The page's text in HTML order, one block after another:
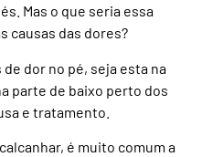
Mas o que seria essa
causas das dores?
de dor no pé, seja esta na
parte de baixo perto dos
e tratamento.
é muito comum a